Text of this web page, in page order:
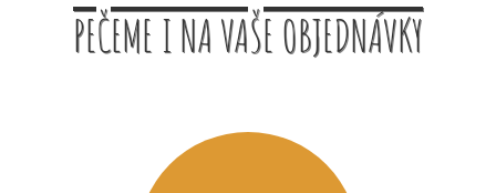
PEČEME I NA VAŠE OBJEDNÁVKY